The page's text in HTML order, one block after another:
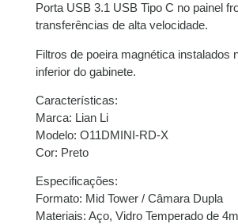
10x de R$77,23com
juros
R$
11x de R$ 70,88
12x deR$65,59
juros
Porta USB 3.1 USB Tipo C no painel
transferências de alta velocidade.
Filtros de poeira magnética instalados
inferior do gabinete.
Características:
Marca: Lian Li
Modelo: O11DMINI-RD-X
Cor: Preto
Especificações:
Formato: Mid Tower / Câmara Dupla
Materiais: Aço, Vidro Temperado de